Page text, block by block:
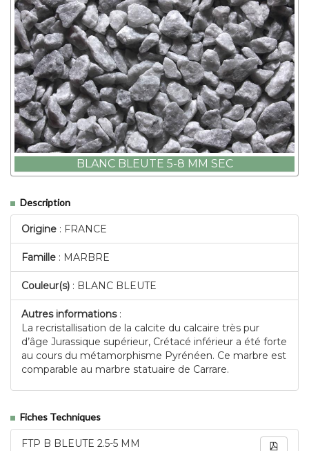
BLANC BLEUTE 5-8 MM SEC
Description
Origine : FRANCE
Famille : MARBRE
Couleur(s) : BLANC BLEUTE
Autres informations:
La recristallisation de la calcite du calcaire très pur
d’âge Jurassique supérieur, Crétacé inférieur a été forte
au cours du métamorphisme Pyrénéen. Ce marbre est
comparable au marbre statuaire de Carrare.
Fiches Techniques
FTP B BLEUTE 2.5-5 MM